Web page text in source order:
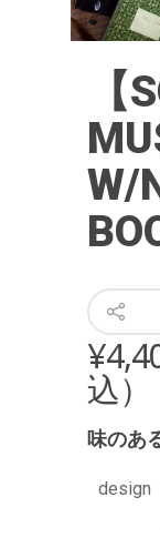
【
W/
¥
込）
味のあ
design